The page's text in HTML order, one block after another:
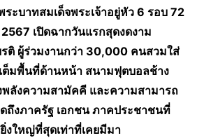
ะบาทสมเด็จพระเจ้าอยู่หัว 6 รอบ 72
เปิดฉากวันแรกสุดงดงาม
ติ ผู้ร่วมงานกว่า 30,000 คนสวมใส่
เต็มพื้นที่ด้านหน้า สนามฟุตบอลช้าง
พลังความสามัคคี และความสามารถ
ถึงภาครัฐ เอกชน ภาคประชาชนที่
งใหญ่ที่สุดเท่าที่เคยมีมา